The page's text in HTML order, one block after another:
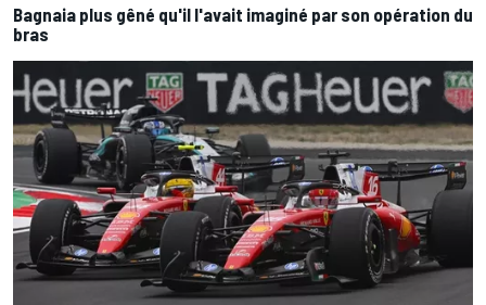
Bagnaia plus gêné qu'il l'avait imaginé par son opération du
bras